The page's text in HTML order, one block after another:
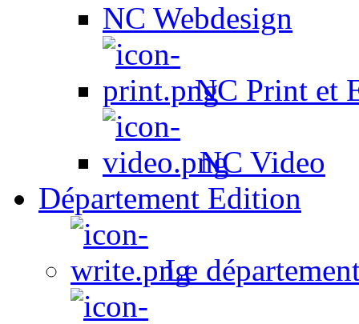
NC Webdesign
NC Print et
NC Video
Département Edition
Le